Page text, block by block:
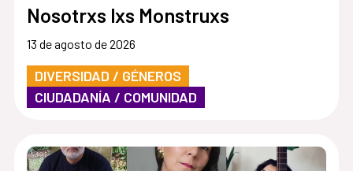
Nosotrxs lxs Monstruxs
13 de agosto de 2026
DIVERSIDAD / GÉNEROS
CIUDADANÍA / COMUNIDAD